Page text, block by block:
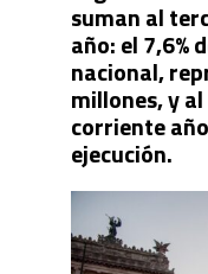
suman al
año: el 7,6%
nacional,
millones, y
corriente
ejecución.